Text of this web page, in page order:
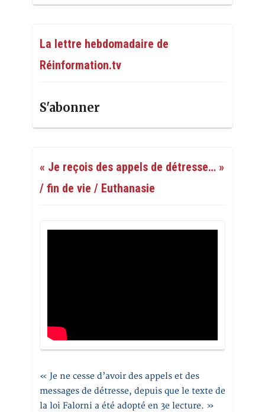
La lettre hebdomadaire de
Réinformation.tv
S'abonner
« Je reçois des appels de détresse… »
/ fin de vie / Euthanasie
« Je ne cesse d’avoir des appels et des
messages de détresse, depuis que le texte de
la loi Falorni a été adopté en 3e lecture. »